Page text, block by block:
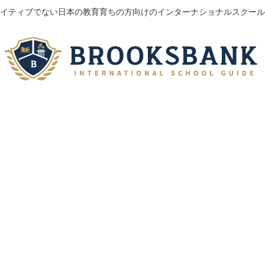
ティブでない日本の教育育ちの方向けのインターナショナルスクー